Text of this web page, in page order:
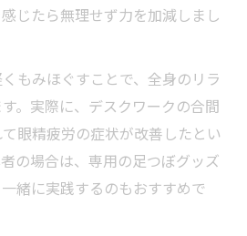
じたら無理せず力を加減しまし
もみほぐすことで、全身のリラ
。実際に、デスクワークの合間
眼精疲労の症状が改善したとい
の場合は、専用の足つぼグッズ
緒に実践するのもおすすめで